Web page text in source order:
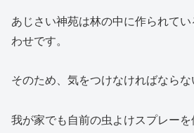
あじさい神苑は林の中に作られて
わせです。
そのため、気をつけなければならな
我が家でも自前の虫よけスプレー